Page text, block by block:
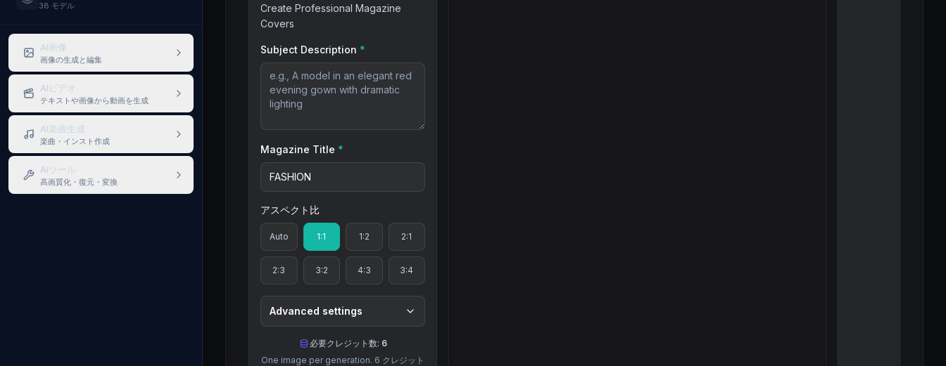
38 モデル
AI画像
画像の生成と編集
AIビデオ
テキストや画像から動画を生成
AI楽曲生成
楽曲・インスト作成
AIツール
高画質化・復元・変換
Create Professional Magazine
Covers
Subject Description *
Magazine Title *
アスペクト比
Auto 1:1 1:2 2:1
2:3 3:2 4:3 3:4
Advanced settings
必要クレジット数: 6
One image per generation. 6 クレジット